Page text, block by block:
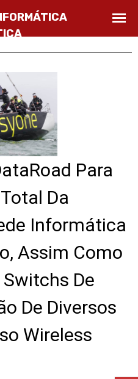
Para
Da
Informática
Assim Como
De
De Diversos
Wireless